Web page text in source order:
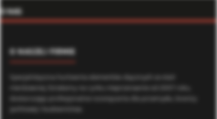
O NAS
O NASZEJ FIRMIE
Specjalistyczna hurtownia elementów złącznych ze stali
nierdzewnej. Działamy na rynku nieprzerwanie od 2007 roku,
dostarczając profesjonalne rozwiązania dla przemysłu, branży
jachtowej i budownictwa.